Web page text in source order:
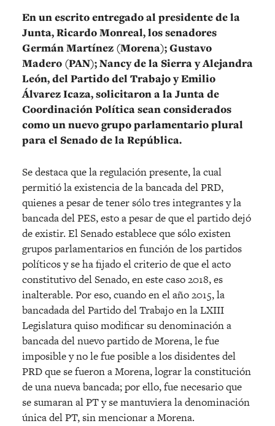
En un escrito entregado al presidente de la
Junta, Ricardo Monreal, los senadores
Germán Martínez (Morena); Gustavo
Madero (PAN); Nancy de la Sierra y Alejandra
León, del Partido del Trabajo y Emilio
Álvarez Icaza, solicitaron a la Junta de
Coordinación Política sean considerados
como un nuevo grupo parlamentario plural
para el Senado de la República.
Se destaca que la regulación presente, la cual
permitió la existencia de la bancada del PRD,
quienes a pesar de tener sólo tres integrantes y la
bancada del PES, esto a pesar de que el partido dejó
de existir. El Senado establece que sólo existen
grupos parlamentarios en función de los partidos
políticos y se ha fijado el criterio de que el acto
constitutivo del Senado, en este caso 2018, es
inalterable. Por eso, cuando en el año 2015, la
bancadada del Partido del Trabajo en la LXIII
Legislatura quiso modificar su denominación a
bancada del nuevo partido de Morena, le fue
imposible y no le fue posible a los disidentes del
PRD que se fueron a Morena, lograr la constitución
de una nueva bancada; por ello, fue necesario que
se sumaran al PT y se mantuviera la denominación
única del PT, sin mencionar a Morena.